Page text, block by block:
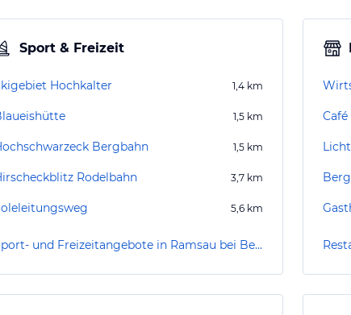
Sport & Freizeit
Hochkalter 1,4 km
1,5 km
Bergbahn 1,5 km
Rodelbahn 3,7 km
5,6 km
Sport- und Freizeitangebote in Ramsau bei Berchtesgaden